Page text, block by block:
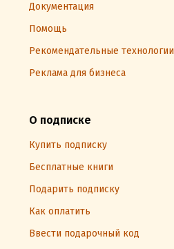
Документация
Помощь
Рекомендательные технологии
Реклама для бизнеса
О подписке
Купить подписку
Бесплатные книги
Подарить подписку
Как оплатить
Ввести подарочный код